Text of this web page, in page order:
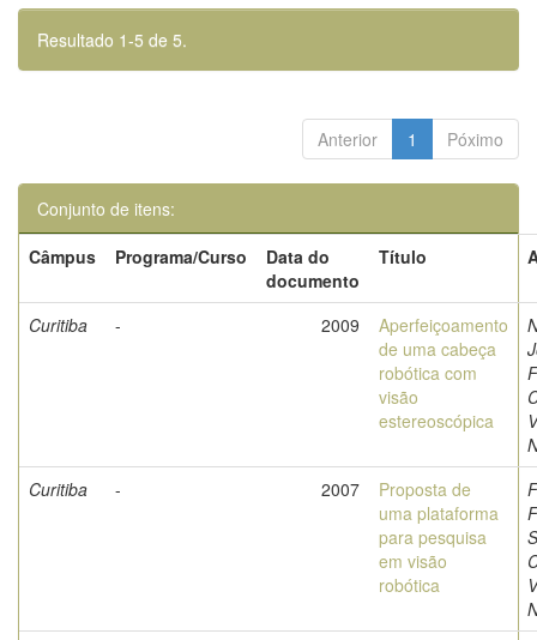
Resultado 1-5 de 5.
Anterior 1 Póximo
Conjunto de itens:
Câmpus
Programa/Curso
Data do
documento
Título
Curitiba - 2009
Aperfeiçoamento
de uma cabeça
robótica com
visão
estereoscópica
Curitiba
- 2007
Proposta de
uma plataforma
para pesquisa
em visão
robótica